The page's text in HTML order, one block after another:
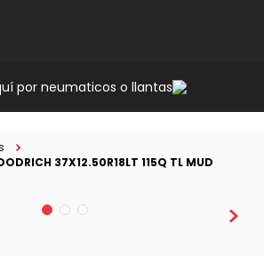
por neumaticos o llantas
37X12.50R18LT 115Q TL MUD